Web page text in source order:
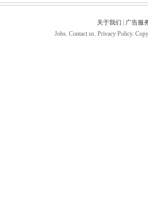
关于我们
广告服
Jobs. Contact us. Privacy Policy.